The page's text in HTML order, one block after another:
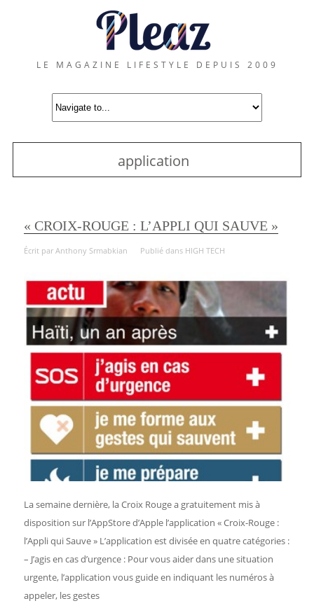
LE MAGAZINE LIFESTYLE DEPUIS 2009
application
« CROIX-ROUGE : L’APPLI QUI SAUVE »
Écrit par Anthony Srmabkian Publié dans HIGH TECH
La semaine dernière, la Croix Rouge a gratuitement mis à
disposition sur l’AppStore d’Apple l’application « Croix-Rouge :
l’Appli qui Sauve » L’application est divisée en quatre catégories :
– J’agis en cas d’urgence : Pour vous aider dans une situation
urgente, l’application vous guide en indiquant les numéros à
appeler, les gestes